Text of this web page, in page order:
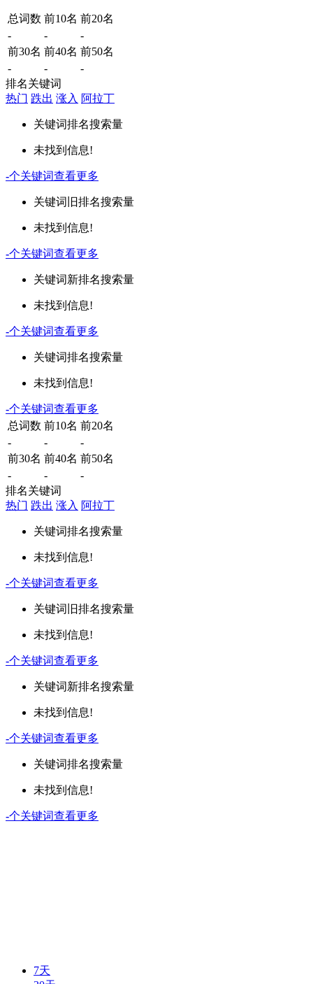
总词数 前10名 前20名
-
-
-
前30名 前40名 前50名
-
-
-
排名关键词
热门 跌出 涨入 阿拉丁
关键词排名搜索量
未找到信息!
-个关键词查看更多
关键词 旧排名搜索量
未找到信息!
-个关键词查看更多
关键词新排名搜索量
未找到信息!
-个关键词查看更多
关键词排名搜索量
未找到信息!
-个关键词查看更多
总词数 前10名 前20名
-
-
-
前30名 前40名 前50名
-
-
-
排名关键词
热门 跌出 涨入 阿拉丁
关键词排名搜索量
未找到信息!
-个关键词查看更多
关键词 旧排名搜索量
未找到信息!
-个关键词查看更多
关键词新排名搜索量
未找到信息!
-个关键词查看更多
关键词排名搜索量
未找到信息!
-个关键词查看更多
7天